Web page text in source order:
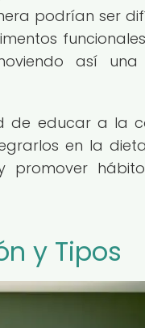
podrían ser
así una
de educar a la
en la
y Tipos